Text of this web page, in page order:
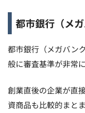
都市銀行（メガ
都市銀行（メガバン
般に審査基準が非常
創業直後の企業が直
資商品も比較的まと